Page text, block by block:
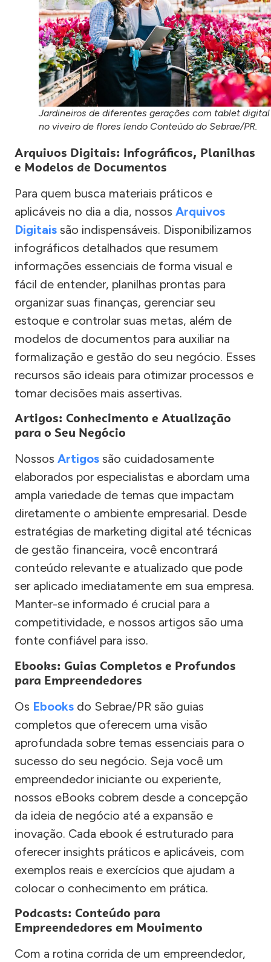
Jardineiros de diferentes gerações com tablet digital
no viveiro de flores lendo Conteúdo do Sebrae/PR.
Arquivos Digitais: Infográficos, Planilhas
e Modelos de Documentos
Para quem busca materiais práticos e
aplicáveis no dia a dia, nossos Arquivos
Digitais são indispensáveis. Disponibilizamos
infográficos detalhados que resumem
informações essenciais de forma visual e
fácil de entender, planilhas prontas para
organizar suas finanças, gerenciar seu
estoque e controlar suas metas, além de
modelos de documentos para auxiliar na
formalização e gestão do seu negócio. Esses
recursos são ideais para otimizar processos e
tomar decisões mais assertivas.
Artigos: Conhecimento e Atualização
para o Seu Negócio
Nossos Artigos são cuidadosamente
elaborados por especialistas e abordam uma
ampla variedade de temas que impactam
diretamente o ambiente empresarial. Desde
estratégias de marketing digital até técnicas
de gestão financeira, você encontrará
conteúdo relevante e atualizado que pode
ser aplicado imediatamente em sua empresa.
Manter-se informado é crucial para a
competitividade, e nossos artigos são uma
fonte confiável para isso.
Ebooks: Guias Completos e Profundos
para Empreendedores
Os Ebooks do Sebrae/PR são guias
completos que oferecem uma visão
aprofundada sobre temas essenciais para o
sucesso do seu negócio. Seja você um
empreendedor iniciante ou experiente,
nossos eBooks cobrem desde a concepção
da ideia de negócio até a expansão e
inovação. Cada ebook é estruturado para
oferecer insights práticos e aplicáveis, com
exemplos reais e exercícios que ajudam a
colocar o conhecimento em prática.
Podcasts: Conteúdo para
Empreendedores em Movimento
Com a rotina corrida de um empreendedor,